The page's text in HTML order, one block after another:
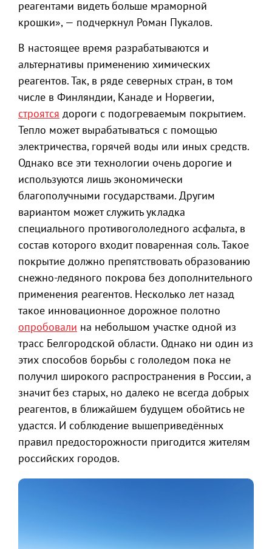
реагентами видеть больше мраморной
крошки», — подчеркнул Роман Пукалов.
В настоящее время разрабатываются и
альтернативы применению химических
реагентов. Так, в ряде северных стран, в том
числе в Финляндии, Канаде и Норвегии,
строятся дороги с подогреваемым покрытием.
Тепло может вырабатываться с помощью
электричества, горячей воды или иных средств.
Однако все эти технологии очень дорогие и
используются лишь экономически
благополучными государствами. Другим
вариантом может служить укладка
специального противогололедного асфальта, в
состав которого входит поваренная соль. Такое
покрытие должно препятствовать образованию
снежно-ледяного покрова без дополнительного
применения реагентов. Несколько лет назад
такое инновационное дорожное полотно
опробовали на небольшом участке одной из
трасс Белгородской области. Однако ни один из
этих способов борьбы с гололедом пока не
получил широкого распространения в России, а
значит без старых, но далеко не всегда добрых
реагентов, в ближайшем будущем обойтись не
удастся. И соблюдение вышеприведённых
правил предосторожности пригодится жителям
российских городов.